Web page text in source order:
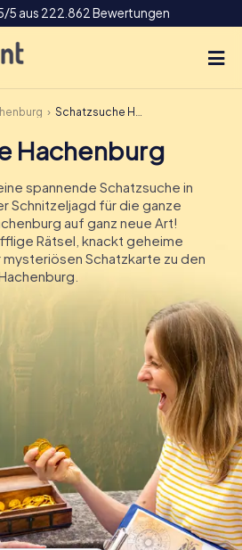
5 aus 222.862 Bewertungen
DE
IE
Tickets buchen
bestellen
Schatzsuche Hachenburg
Hachenburg
spannende Schatzsuche in
Schnitzeljagd für die ganze
auf ganz neue Art!
Rätsel, knackt geheime
Schatzkarte zu den